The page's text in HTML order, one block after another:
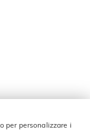
per personalizzare i